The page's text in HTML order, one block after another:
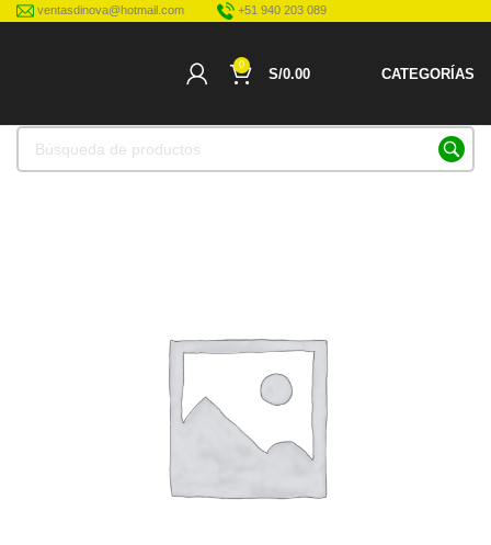
ventasdinova@hotmail.com +51 940 203 089
0
S/0.00 CATEGORÍAS